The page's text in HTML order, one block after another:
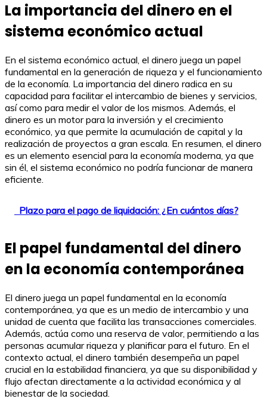
La importancia del dinero en el
sistema económico actual
En el sistema económico actual, el dinero juega un papel
fundamental en la generación de riqueza y el funcionamiento
de la economía. La importancia del dinero radica en su
capacidad para facilitar el intercambio de bienes y servicios,
así como para medir el valor de los mismos. Además, el
dinero es un motor para la inversión y el crecimiento
económico, ya que permite la acumulación de capital y la
realización de proyectos a gran escala. En resumen, el dinero
es un elemento esencial para la economía moderna, ya que
sin él, el sistema económico no podría funcionar de manera
eficiente.
Plazo para el pago de liquidación: ¿En cuántos días?
El papel fundamental del dinero
en la economía contemporánea
El dinero juega un papel fundamental en la economía
contemporánea, ya que es un medio de intercambio y una
unidad de cuenta que facilita las transacciones comerciales.
Además, actúa como una reserva de valor, permitiendo a las
personas acumular riqueza y planificar para el futuro. En el
contexto actual, el dinero también desempeña un papel
crucial en la estabilidad financiera, ya que su disponibilidad y
flujo afectan directamente a la actividad económica y al
bienestar de la sociedad.